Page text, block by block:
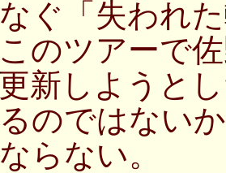
ぐ「失われ
のツアーで
新しようと
のではない
らない。